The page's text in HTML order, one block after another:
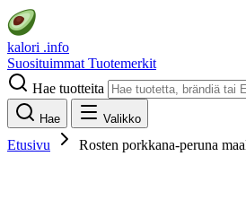
kalori .info
Suosituimmat Tuotemerkit
Hae tuotteita
Hae Valikko
Etusivu Rosten porkkana-peruna